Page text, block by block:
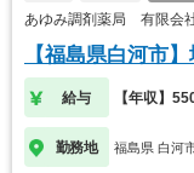
あゆみ調剤薬局 有限会
【福島県白河市
給与 【年収】
勤務地 福島県 白河